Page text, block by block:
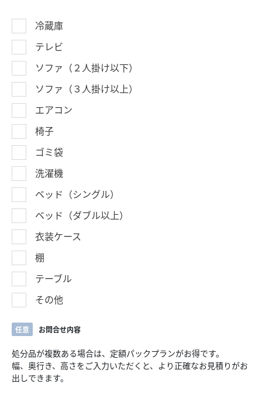
冷蔵庫
テレビ
ソファ（２人掛け以下）
ソファ（３人掛け以上）
エアコン
椅子
ゴミ袋
洗濯機
ベッド（シングル）
ベッド（ダブル以上）
衣装ケース
棚
テーブル
その他
任意 お問合せ内容
処分品が複数ある場合は、定額パックプランがお得です。
幅、奥行き、高さをご入力いただくと、より正確なお見積りがお
出しできます。